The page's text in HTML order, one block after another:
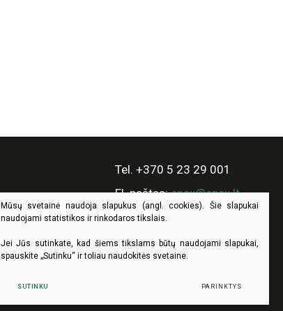
Tel. +370 5 23 29 001
El. paštas:enax@enax.lt
Mūsų svetainė naudoja slapukus (angl. cookies). Šie slapukai
naudojami statistikos ir rinkodaros tikslais.
Jei Jūs sutinkate, kad šiems tikslams būtų naudojami slapukai,
spauskite „Sutinku“ ir toliau naudokitės svetaine.
SUTINKU PARINKTYS